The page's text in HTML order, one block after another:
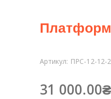
Артикул: ПРС-12-12-2
31 000.00₴